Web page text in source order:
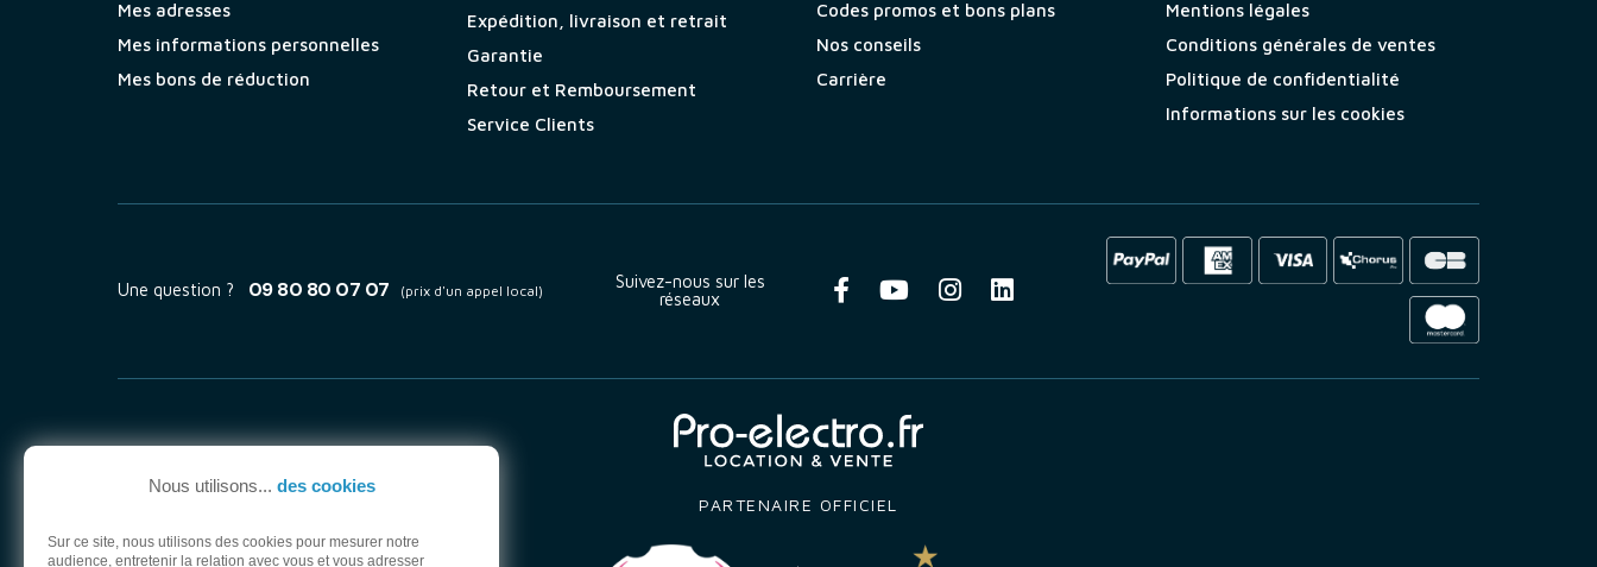
Mes adresses
Mes informations personnelles
Mes bons de réduction
Expédition, livraison et retrait
Garantie
Retour et Remboursement
Service Clients
Codes promos et bons plans
Nos conseils
Carrière
Mentions légales
Conditions générales de ventes
Politique de confidentialité
Informations sur les cookies
Nous utilisons... des cookies
Sur ce site, nous utilisons des cookies pour mesurer notre
audience, entretenir la relation avec vous et vous adresser
Une question ? 09 80 80 07 07 (prix d'un appel local)
Suivez-nous sur les
réseaux
PARTENAIRE OFFICIEL